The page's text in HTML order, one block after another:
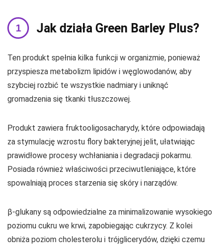
Jak działa Green Barley Plus?
Ten produkt spełnia kilka funkcji w organizmie, ponieważ
przyspiesza metabolizm lipidów i węglowodanów, aby
szybciej rozbić te wszystkie nadmiary i uniknąć
gromadzenia się tkanki tłuszczowej.
Produkt zawiera fruktooligosacharydy, które odpowiadają
za stymulację wzrostu flory bakteryjnej jelit, ułatwiając
prawidłowe procesy wchłaniania i degradacji pokarmu.
Posiada również właściwości przeciwutleniające, które
spowalniają proces starzenia się skóry i narządów.
β-glukany są odpowiedzialne za minimalizowanie wysokiego
poziomu cukru we krwi, zapobiegając cukrzycy. Z kolei
obniża poziom cholesterolu i trójglicerydów, dzięki czemu